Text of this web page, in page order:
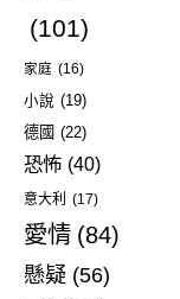
(101)
家庭 (16)
小說 (19)
德國 (22)
恐怖 (40)
意大利 (17)
愛情 (84)
懸疑 (56)